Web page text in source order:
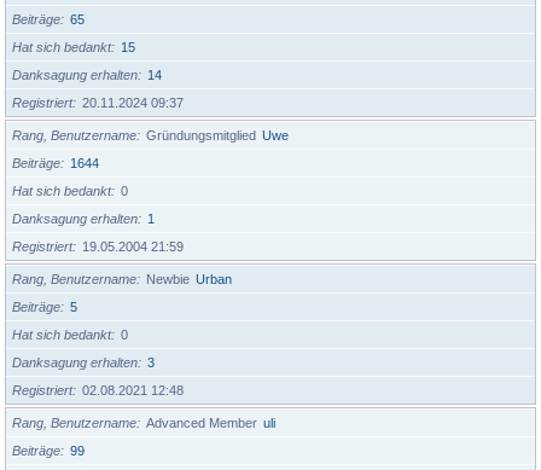
Beiträge
65
Hat sich bedankt
15
Danksagung erhalten
14
Registriert
20.11.2024 09:37
Rang, Benutzername Gründungsmitglied Uwe
Beiträge
1644
Hat sich bedankt
0
Danksagung erhalten
1
Registriert
19.05.2004 21:59
Rang, Benutzername Newbie Urban
Beiträge
5
Hat sich bedankt
0
Danksagung erhalten
3
Registriert
02.08.2021 12:48
Rang, Benutzername Advanced Member uli
Beiträge
99